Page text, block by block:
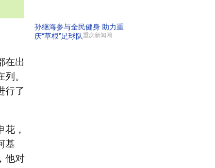
在出
。
行了
，
基
他对
孙继海参与全民健身 助力重
庆“草根”足球队重庆新闻网